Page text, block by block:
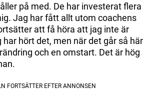
på med. De har investerat flera
Jag har fått allt utom coachens
att få höra att jag inte är
har hört det, men när det går så här
och en omstart. Det är hög